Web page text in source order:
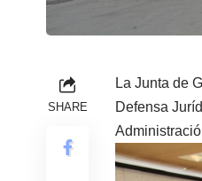
SHARE
La Junta de
Defensa